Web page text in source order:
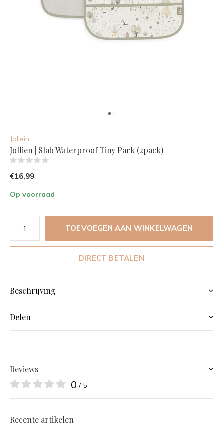
Jollein
Jollien | Slab Waterproof Tiny Park (2pack)
€16,99
Op voorraad
TOEVOEGEN AAN WINKELWAGEN
DIRECT BETALEN
Beschrijving
Delen
Reviews
0 / 5
Recente artikelen